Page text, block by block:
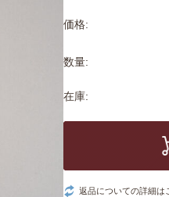
価格:
数量:
在庫:
返品についての詳細は